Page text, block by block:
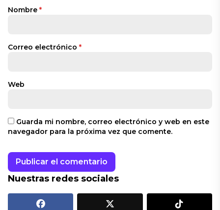
Nombre *
Correo electrónico *
Web
Guarda mi nombre, correo electrónico y web en este
navegador para la próxima vez que comente.
Nuestras redes sociales